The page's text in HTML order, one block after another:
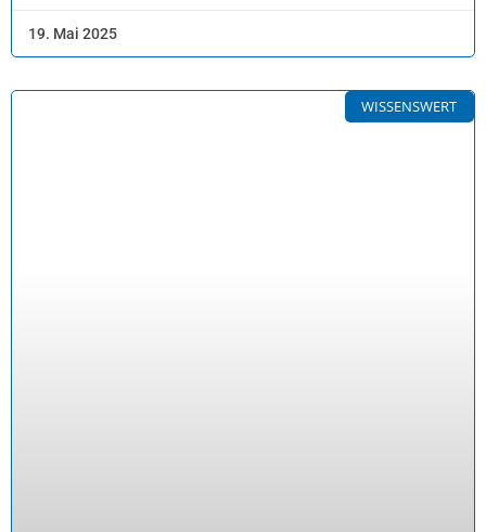
19. Mai 2025
WISSENSWERT